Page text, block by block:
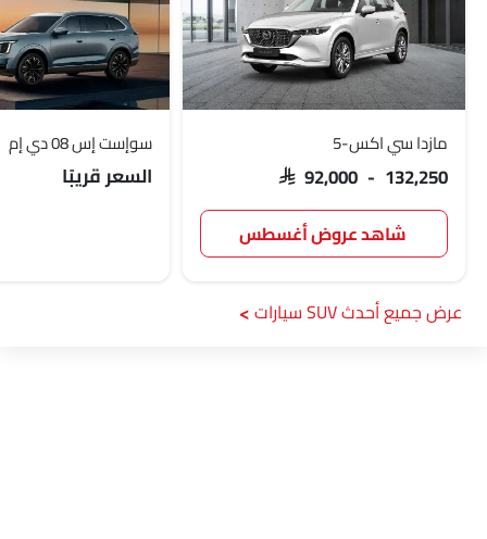
مازدا سي اكس-5
SAR 92,000 - 132,250
شاهد عروض أغسطس
سوإست إس 08 دي إم
السعر قريبًا
أحدث SUV سيارات